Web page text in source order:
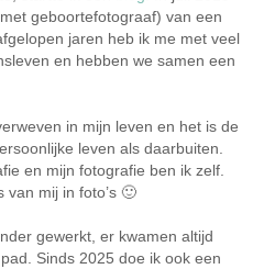
geboortefotograaf) van een
jaren heb ik me met veel
en hebben we samen een
in mijn leven en het is de
leven als daarbuiten.
en mijn fotografie ben ik zelf.
van mij in foto’s 🙂
gewerkt, er kwamen altijd
Sinds 2025 doe ik ook een